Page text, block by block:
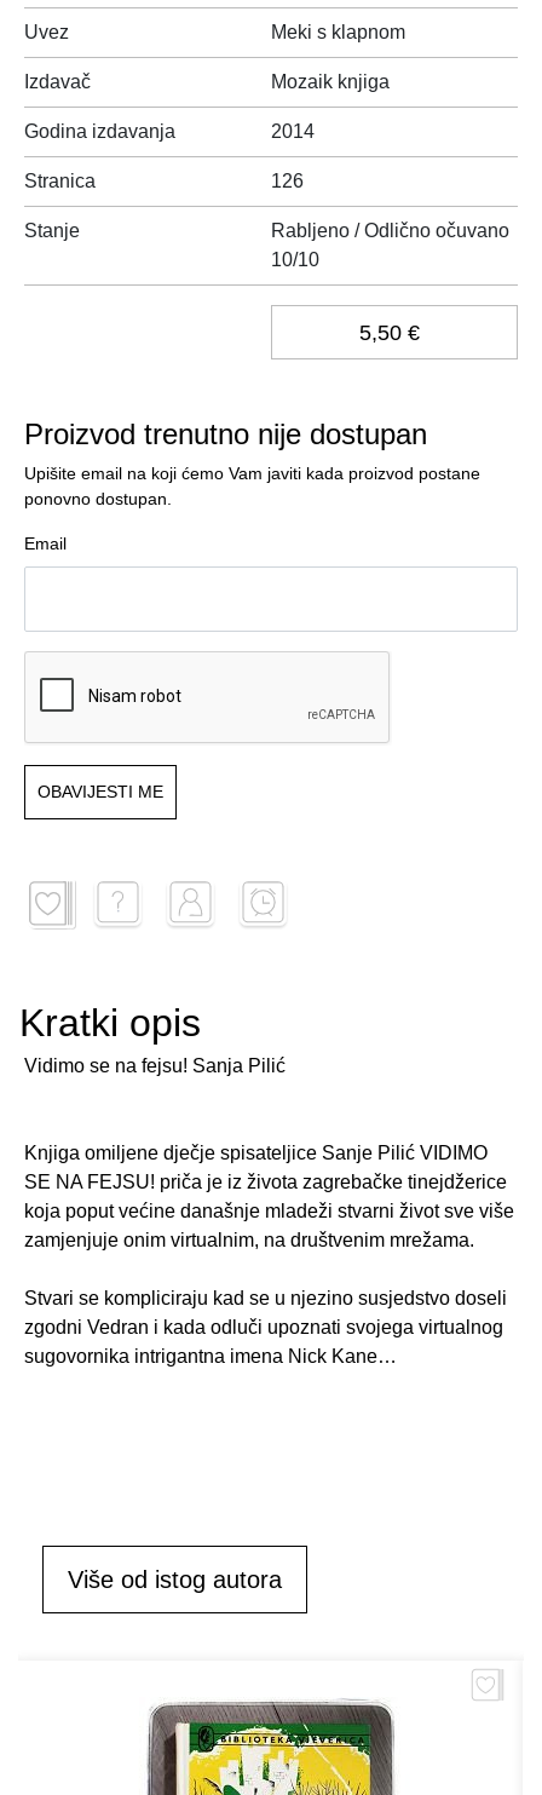
Uvez Meki s klapnom
Izdavač Mozaik knjiga
Godina izdavanja 2014
Stranica 126
Stanje
Rabljeno / Odlično očuvano
10/10
5,50 €
Proizvod trenutno nije dostupan
Upišite email na koji ćemo Vam javiti kada proizvod postane
ponovno dostupan.
Email
OBAVIJESTI ME
Kratki opis
Vidimo se na fejsu! Sanja Pilić
Knjiga omiljene dječje spisateljice Sanje Pilić VIDIMO
SE NA FEJSU! priča je iz života zagrebačke tinejdžerice
koja poput većine današnje mladeži stvarni život sve više
zamjenjuje onim virtualnim, na društvenim mrežama.
Stvari se kompliciraju kad se u njezino susjedstvo doseli
zgodni Vedran i kada odluči upoznati svojega virtualnog
sugovornika intrigantna imena Nick Kane…
Više od istog autora